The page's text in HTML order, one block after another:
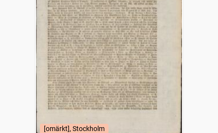
[omärkt], Stockholm